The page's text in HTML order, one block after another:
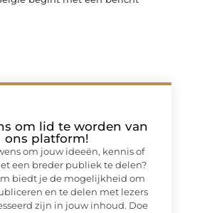
om lid te worden van
ons platform!
om jouw ideeën, kennis of
een breder publiek te delen?
biedt je de mogelijkheid om
en te delen met lezers
zijn in jouw inhoud. Doe